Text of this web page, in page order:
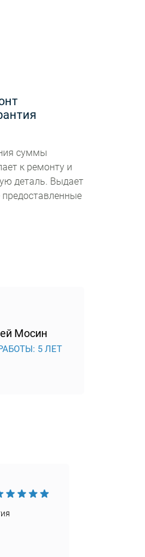
суммы
к ремонту и
деталь. Выдает
Мосин
5 ЛЕТ